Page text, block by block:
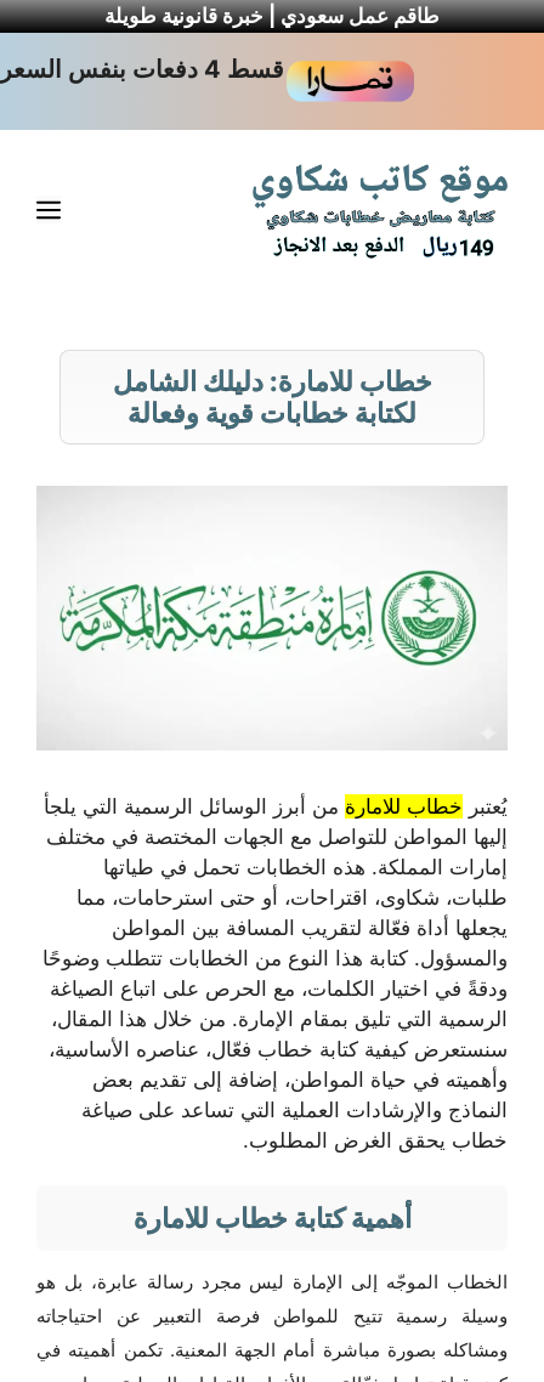
طاقم عمل سعودي | خبرة قانونية طويلة
قسط 4 دفعات بنفس السعر
خطاب للامارة: دليلك الشامل
لكتابة خطابات قوية وفعالة
يُعتبر خطاب للامارة من أبرز الوسائل الرسمية التي يلجأ
إليها المواطن للتواصل مع الجهات المختصة في مختلف
إمارات المملكة. هذه الخطابات تحمل في طياتها
طلبات، شكاوى، اقتراحات، أو حتى استرحامات، مما
يجعلها أداة فعّالة لتقريب المسافة بين المواطن
والمسؤول. كتابة هذا النوع من الخطابات تتطلب وضوحًا
ودقةً في اختيار الكلمات، مع الحرص على اتباع الصياغة
الرسمية التي تليق بمقام الإمارة. من خلال هذا المقال،
سنستعرض كيفية كتابة خطاب فعّال، عناصره الأساسية،
وأهميته في حياة المواطن، إضافة إلى تقديم بعض
النماذج والإرشادات العملية التي تساعد على صياغة
خطاب يحقق الغرض المطلوب.
أهمية كتابة خطاب للامارة
الخطاب الموجّه إلى الإمارة ليس مجرد رسالة عابرة، بل هو
وسيلة رسمية تتيح للمواطن فرصة التعبير عن احتياجاته
ومشاكله بصورة مباشرة أمام الجهة المعنية. تكمن أهميته في